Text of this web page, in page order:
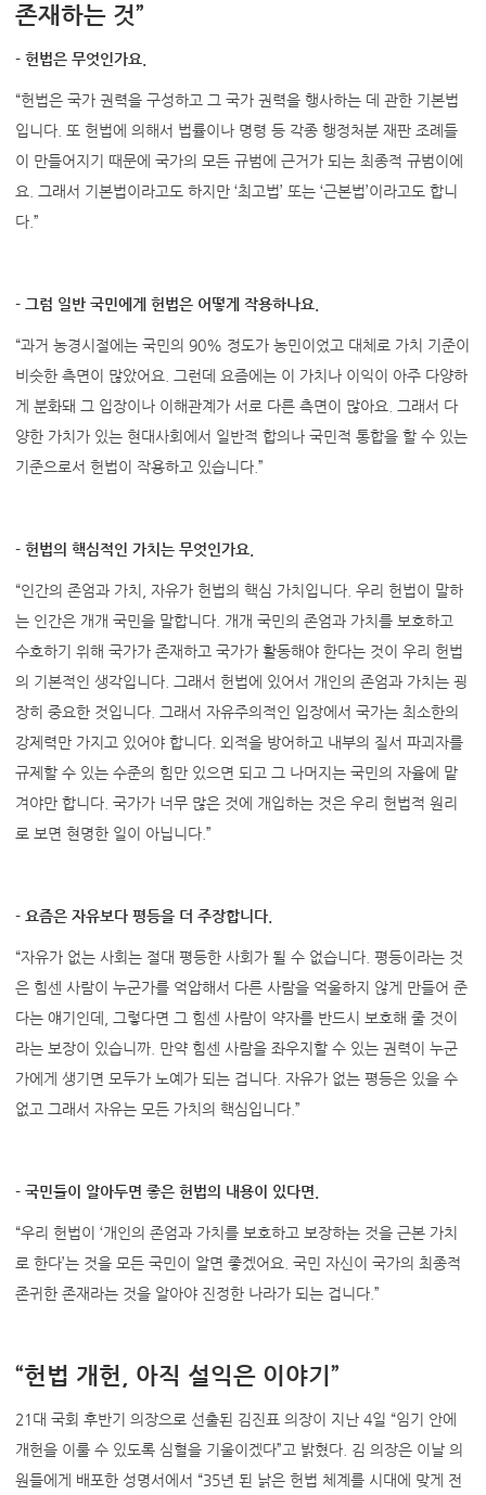
존재하는 것”
- 헌법은 무엇인가요.
“헌법은 국가 권력을 구성하고 그 국가 권력을 행사하는 데 관한 기본법
입니다. 또 헌법에 의해서 법률이나 명령 등 각종 행정처분 재판 조례들
이 만들어지기 때문에 국가의 모든 규범에 근거가 되는 최종적 규범이에
요. 그래서 기본법이라고도 하지만 ‘최고법’ 또는 ‘근본법’이라고도 합니
다.”
- 그럼 일반 국민에게 헌법은 어떻게 작용하나요.
“과거 농경시절에는 국민의 90% 정도가 농민이었고 대체로 가치 기준이
비슷한 측면이 많았어요. 그런데 요즘에는 이 가치나 이익이 아주 다양하
게 분화돼 그 입장이나 이해관계가 서로 다른 측면이 많아요. 그래서 다
양한 가치가 있는 현대사회에서 일반적 합의나 국민적 통합을 할 수 있는
기준으로서 헌법이 작용하고 있습니다.”
- 헌법의 핵심적인 가치는 무엇인가요.
“인간의 존엄과 가치, 자유가 헌법의 핵심 가치입니다. 우리 헌법이 말하
는 인간은 개개 국민을 말합니다. 개개 국민의 존엄과 가치를 보호하고
수호하기 위해 국가가 존재하고 국가가 활동해야 한다는 것이 우리 헌법
의 기본적인 생각입니다. 그래서 헌법에 있어서 개인의 존엄과 가치는 굉
장히 중요한 것입니다. 그래서 자유주의적인 입장에서 국가는 최소한의
강제력만 가지고 있어야 합니다. 외적을 방어하고 내부의 질서 파괴자를
규제할 수 있는 수준의 힘만 있으면 되고 그 나머지는 국민의 자율에 맡
겨야만 합니다. 국가가 너무 많은 것에 개입하는 것은 우리 헌법적 원리
로 보면 현명한 일이 아닙니다.”
- 요즘은 자유보다 평등을 더 주장합니다.
“자유가 없는 사회는 절대 평등한 사회가 될 수 없습니다. 평등이라는 것
은 힘센 사람이 누군가를 억압해서 다른 사람을 억울하지 않게 만들어 준
다는 얘기인데, 그렇다면 그 힘센 사람이 약자를 반드시 보호해 줄 것이
라는 보장이 있습니까. 만약 힘센 사람을 좌우지할 수 있는 권력이 누군
가에게 생기면 모두가 노예가 되는 겁니다. 자유가 없는 평등은 있을 수
없고 그래서 자유는 모든 가치의 핵심입니다.”
- 국민들이 알아두면 좋은 헌법의 내용이 있다면.
“우리 헌법이 ‘개인의 존엄과 가치를 보호하고 보장하는 것을 근본 가치
로 한다’는 것을 모든 국민이 알면 좋겠어요. 국민 자신이 국가의 최종적
존귀한 존재라는 것을 알아야 진정한 나라가 되는 겁니다.”
“헌법 개헌, 아직 설익은 이야기”
21대 국회 후반기 의장으로 선출된 김진표 의장이 지난 4일 “임기 안에
개헌을 이룰 수 있도록 심혈을 기울이겠다”고 밝혔다. 김 의장은 이날 의
원들에게 배포한 성명서에서 “35년 된 낡은 헌법 체계를 시대에 맞게 전